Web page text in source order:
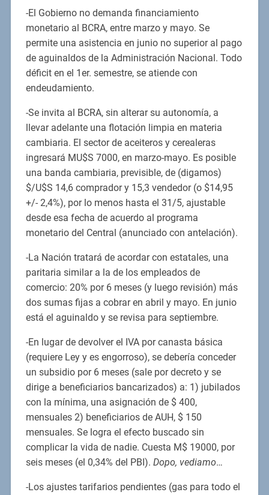
-El Gobierno no demanda financiamiento
monetario al BCRA, entre marzo y mayo. Se
permite una asistencia en junio no superior al pago
de aguinaldos de la Administración Nacional. Todo
déficit en el 1er. semestre, se atiende con
endeudamiento.
-Se invita al BCRA, sin alterar su autonomía, a
llevar adelante una flotación limpia en materia
cambiaria. El sector de aceiteros y cerealeras
ingresará MU$S 7000, en marzo-mayo. Es posible
una banda cambiaria, previsible, de (digamos)
$/U$S 14,6 comprador y 15,3 vendedor (o $14,95
+/- 2,4%), por lo menos hasta el 31/5, ajustable
desde esa fecha de acuerdo al programa
monetario del Central (anunciado con antelación).
-La Nación tratará de acordar con estatales, una
paritaria similar a la de los empleados de
comercio: 20% por 6 meses (y luego revisión) más
dos sumas fijas a cobrar en abril y mayo. En junio
está el aguinaldo y se revisa para septiembre.
-En lugar de devolver el IVA por canasta básica
(requiere Ley y es engorroso), se debería conceder
un subsidio por 6 meses (sale por decreto y se
dirige a beneficiarios bancarizados) a: 1) jubilados
con la mínima, una asignación de $ 400,
mensuales 2) beneficiarios de AUH, $ 150
mensuales. Se logra el efecto buscado sin
complicar la vida de nadie. Cuesta M$ 19000, por
seis meses (el 0,34% del PBI). Dopo, vediamo…
-Los ajustes tarifarios pendientes (gas para todo el